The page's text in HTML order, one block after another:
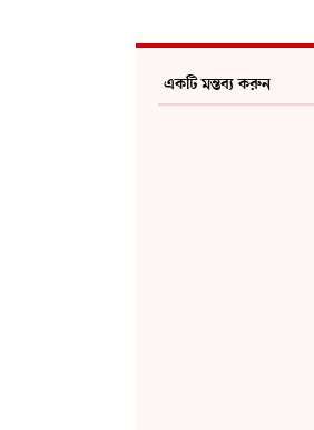
একটি মন্তব্য করুন